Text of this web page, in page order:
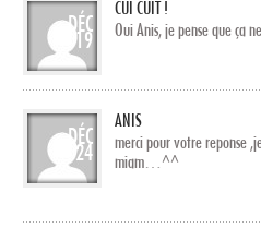
DÉC
19
CUI CUIT !
Oui Anis, je pense que ça
DÉC
24
ANIS
merci pour votre reponse
miam…^^